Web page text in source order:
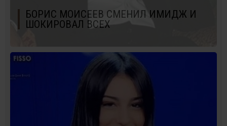
БОРИС МОИСЕЕВ СМЕНИЛ ИМИДЖ И
ШОКИРОВАЛ ВСЕХ